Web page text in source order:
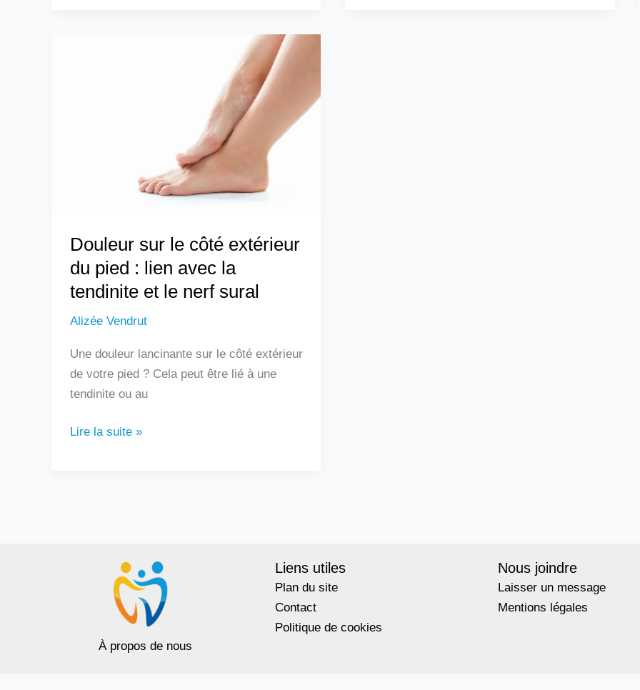
Douleur sur le côté extérieur
du pied : lien avec la
tendinite et le nerf sural
Alizée Vendrut
Une douleur lancinante sur le côté extérieur
de votre pied ? Cela peut être lié à une
tendinite ou au
la
tendinite
et
nerf
Lire la suite »
À propos de nous
Liens utiles
Plan du site
Contact
Politique de cookies
Nous joindre
Laisser un message
Mentions légales